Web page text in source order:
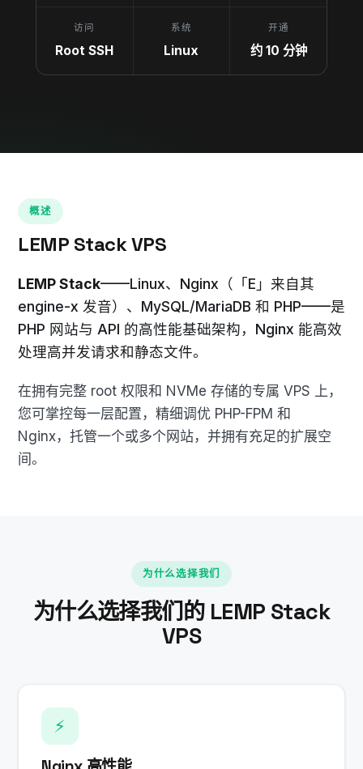
访问
Root SSH
系统
Linux
开通
约 10 分钟
概述
LEMP Stack VPS
LEMP Stack——Linux、Nginx（「E」来自其
engine-x 发音）、MySQL/MariaDB 和 PHP——是
PHP 网站与 API 的高性能基础架构，Nginx 能高效
处理高并发请求和静态文件。
在拥有完整 root 权限和 NVMe 存储的专属 VPS 上，
您可掌控每一层配置，精细调优 PHP-FPM 和
Nginx，托管一个或多个网站，并拥有充足的扩展空
间。
为什么选择我们
为什么选择我们的 LEMP Stack
VPS
⚡